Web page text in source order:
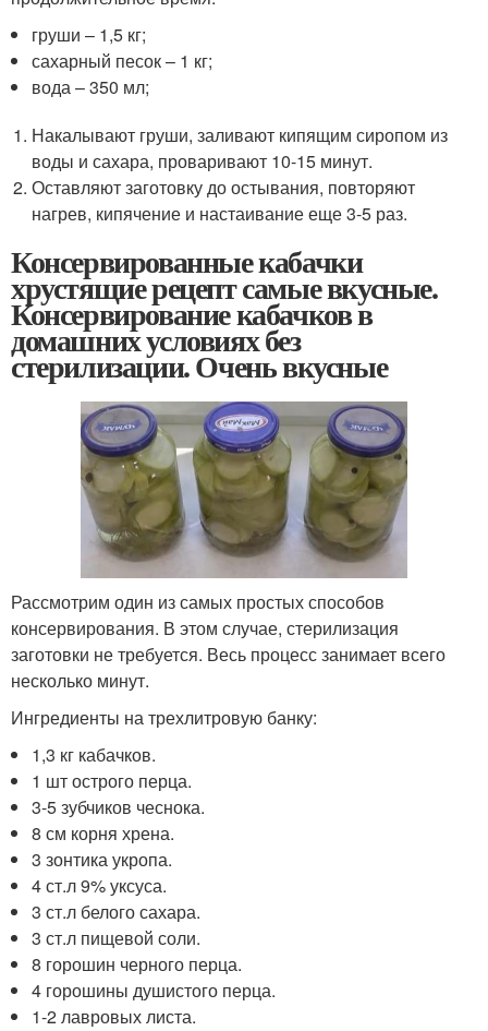
груши – 1,5 кг;
сахарный песок – 1 кг;
вода – 350 мл;
Накалывают груши, заливают кипящим сиропом из
воды и сахара, проваривают 10-15 минут.
Оставляют заготовку до остывания, повторяют
нагрев, кипячение и настаивание еще 3-5 раз.
Консервированные кабачки
хрустящие рецепт самые вкусные.
Консервирование кабачков в
домашних условиях без
стерилизации. Очень вкусные
Рассмотрим один из самых простых способов
консервирования. В этом случае, стерилизация
заготовки не требуется. Весь процесс занимает всего
несколько минут.
Ингредиенты на трехлитровую банку:
1,3 кг кабачков.
1 шт острого перца.
3-5 зубчиков чеснока.
8 см корня хрена.
3 зонтика укропа.
4 ст.л 9% уксуса.
3 ст.л белого сахара.
3 ст.л пищевой соли.
8 горошин черного перца.
4 горошины душистого перца.
1-2 лавровых листа.